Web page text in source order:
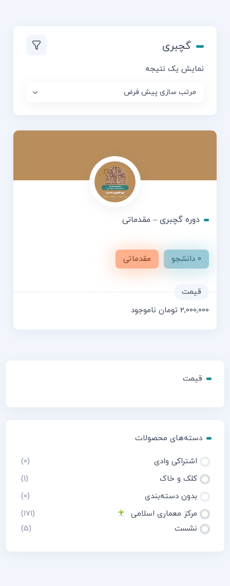
گچبری
نمایش یک نتیجه
دوره گچبری – مقدماتی
0 دانشجو مقدماتی
2,000,000 تومان ناموجود
قیمت
دسته‌های محصولات
اشتراکی وادی
(0)
کلک و خاک
(1)
بدون دسته‌بندی
(0)
مرکز معماری اسلامی
(171)
نشست
(5)